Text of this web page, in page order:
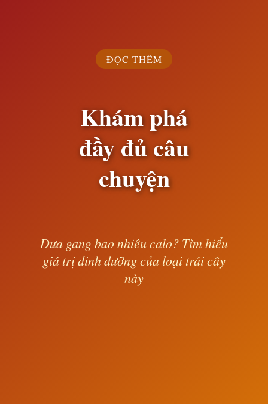
ĐỌC THÊM
Khám phá
đầy đủ câu
chuyện
Dưa gang bao nhiêu calo? Tìm hiểu
giá trị dinh dưỡng của loại trái cây
này